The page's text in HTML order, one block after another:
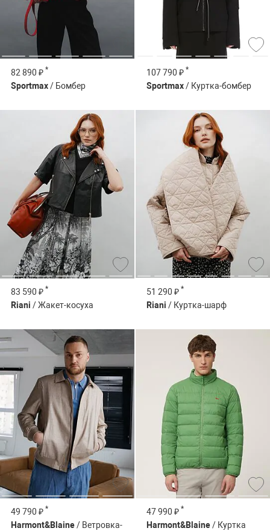
82 890 ₽ *
Sportmax/ Бомбер
107 790 ₽ *
Sportmax/ Куртка-бомбер
83 590 ₽ *
Riani / Жакет-косуха
51 290 ₽ *
Riani / Куртка-шарф
49 790 ₽ *
Harmont&Blaine/ Ветровка-
47 990 ₽ *
Harmont&Blaine/ Куртка